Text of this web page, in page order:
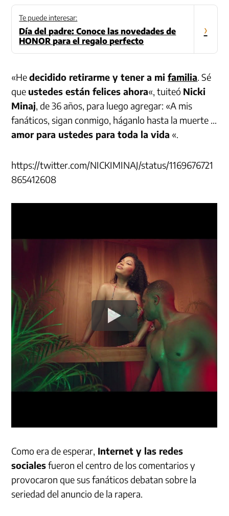
Te puede interesar:
Día del padre: Conoce las novedades de
HONOR para el regalo perfecto
›
«Hedecidido retirarme y tener a mifamilia. Sé
que ustedes están felices ahora«, tuiteó Nicki
Minaj, de 36 años, para luego agregar: «A mis
fanáticos, sigan conmigo, háganlo hasta la muerte …
amor para ustedes para toda la vida «.
https://twitter.com/NICKIMINAJ/status/1169676721
865412608
Como era de esperar, Internet y las redes
socialesfueron el centro de los comentarios y
provocaron que sus fanáticos debatan sobre la
seriedad del anuncio de la rapera.